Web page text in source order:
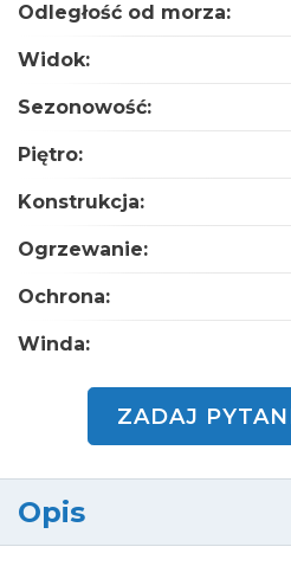
Odległość od morza:
Widok:
Sezonowość:
Piętro:
Konstrukcja:
Ogrzewanie:
Ochrona:
Winda:
ZADAJ
Opis